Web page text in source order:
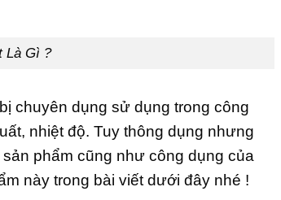
Là Gì ?
chuyên dụng sử dụng trong công
nhiệt độ. Tuy thông dụng nhưng
phẩm cũng như công dụng của
này trong bài viết dưới đây nhé !